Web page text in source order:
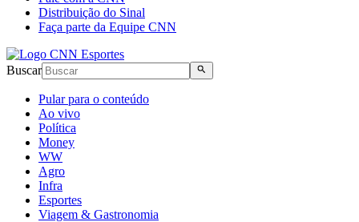
Distribuição do Sinal
Faça parte da Equipe CNN
Buscar
Pular para o conteúdo
Ao vivo
Política
Money
WW
Agro
Infra
Esportes
Viagem & Gastronomia